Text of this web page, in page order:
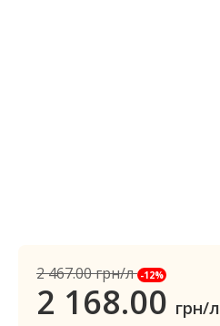
2 467.00грн/л -12%
2 168.00 грн/л